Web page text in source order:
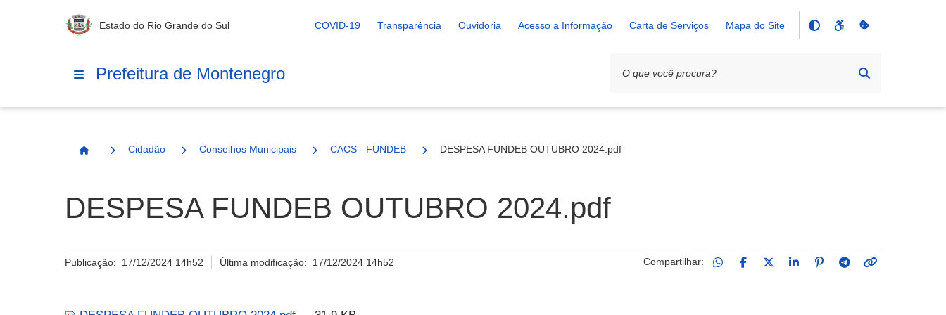
Estado do Rio Grande do Sul COVID-19 Transparência Ouvidoria Acesso a Informação Carta de Serviços Mapa do Site
Prefeitura de Montenegro
Página Inicial
Cidadão Conselhos Municipais CACS - FUNDEB DESPESA FUNDEB OUTUBRO 2024.pdf
DESPESA FUNDEB OUTUBRO 2024.pdf
Publicação: 17/12/2024 14h52 Última modificação: 17/12/2024 14h52 Compartilhar: